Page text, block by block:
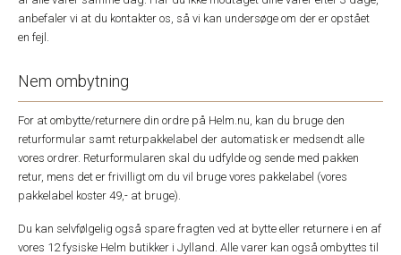
anbefaler vi at du kontakter os, så vi kan undersøge om der er opstået
en fejl.
Nem ombytning
For at ombytte/returnere din ordre på Helm.nu, kan du bruge den
returformular samt returpakkelabel der automatisk er medsendt alle
vores ordrer. Returformularen skal du udfylde og sende med pakken
retur, mens det er frivilligt om du vil bruge vores pakkelabel (vores
pakkelabel koster 49,- at bruge).
Du kan selvfølgelig også spare fragten ved at bytte eller returnere i en af
vores 12 fysiske Helm butikker i Jylland. Alle varer kan også ombyttes til